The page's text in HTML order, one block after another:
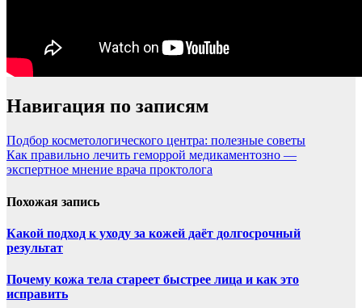
Навигация по записям
Подбор косметологического центра: полезные советы
Как правильно лечить геморрой медикаментозно —
экспертное мнение врача проктолога
Похожая запись
Какой подход к уходу за кожей даёт долгосрочный
результат
Почему кожа тела стареет быстрее лица и как это
исправить